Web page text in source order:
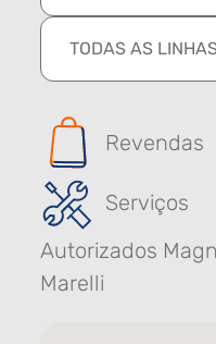
TODAS AS
Revendas
Serviços
Autorizados
Marelli